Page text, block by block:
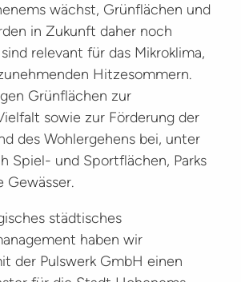
wächst, Grünflächen und
in Zukunft daher noch
relevant für das Mikroklima,
Hitzesommern.
Grünflächen zur
sowie zur Förderung der
des Wohlergehens bei, unter
Spiel- und Sportflächen, Parks
Gewässer.
städtisches
haben wir
der Pulswerk GmbH einen